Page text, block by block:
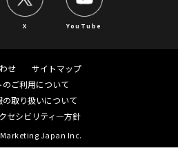
X YouTube
せ
サイトマップ
のご利用について
の取り扱いについて
セシビリティ―方針
Japan Inc.